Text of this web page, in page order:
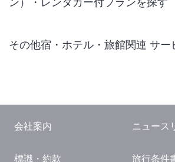
その他宿・ホテル・旅館関連 サー
会社案内 ニュース
標識・約款 旅行条件